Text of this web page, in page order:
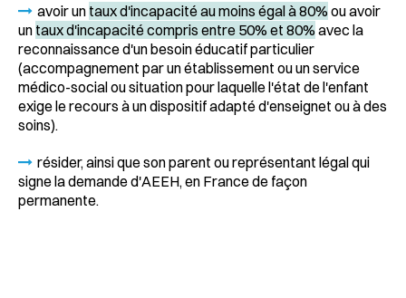
avoir un taux d'incapacité au moins égal à 80% ou avoir
un taux d'incapacité compris entre 50% et 80% avec la
reconnaissance d'un besoin éducatif particulier
(accompagnement par un établissement ou un service
médico-social ou situation pour laquelle l'état de l'enfant
exige le recours à un dispositif adapté d'enseignet ou à des
soins).
résider, ainsi que son parent ou représentant légal qui
signe la demande d'AEEH, en France de façon
permanente.